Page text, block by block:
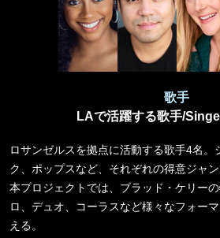
歌手
LAで活躍する歌手/
ロサンゼルスを拠点に活動する歌手4名。
ク、ポップスなど、それぞれの得意ジャン
本プロジェクトでは、ブラッド・ケリー
ロ、デュオ、コーラスなど様々なフォー
える。